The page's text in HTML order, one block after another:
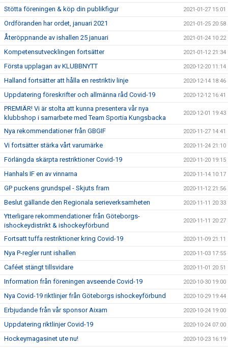
Stötta föreningen & köp din publikfigur 2021-01-27 15:01
Ordföranden har ordet, januari 2021 2021-01-25 20:58
Återöppnande av ishallen 25 januari 2021-01-24 10:22
Kompetensutvecklingen fortsätter 2021-01-12 21:34
Första upplagan av KLUBBNYTT 2020-12-20 11:14
Halland fortsätter att hålla en restriktiv linje 2020-12-14 18:46
Uppdatering föreskrifter och allmänna råd Covid-19 2020-12-12 16:41
PREMIÄR! Vi är stolta att kunna presentera vår nya
klubbshop i samarbete med Team Sportia Kungsbacka
2020-12-01 19:43
Nya rekommendationer från GBGIF 2020-11-27 14:41
Vi fortsätter stärka vårt varumärke 2020-11-24 21:10
Förlängda skärpta restriktioner Covid-19 2020-11-20 19:15
Hanhals IF en av vinnarna 2020-11-14 10:17
GP puckens grundspel - Skjuts fram 2020-11-12 21:56
Beslut gällande den Regionala serieverksamheten 2020-11-11 20:33
Ytterligare rekommendationer från Göteborgs-
ishockeydistrikt & ishockeyförbund
2020-11-11 20:27
Fortsatt tuffa restriktioner kring Covid-19 2020-11-09 21:11
Nya P-regler runt ishallen 2020-11-03 17:55
Caféet stängt tillsvidare 2020-11-01 20:51
Information från föreningen avseende Covid-19 2020-10-30 19:00
Nya Covid-19 riktlinjer från Göteborgs ishockeyförbund 2020-10-29 19:44
Erbjudande från vår sponsor Aixam 2020-10-24 19:00
Uppdatering riktlinjer Covid-19 2020-10-24 07:00
Hockeymagasinet ute nu! 2020-10-23 16:19